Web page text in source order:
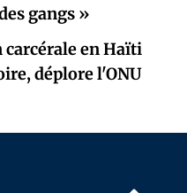
gangs »
en Haïti
déplore l'ONU